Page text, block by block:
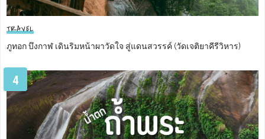
TRAVEL
ภูทอก บึงกาฬ เดินริมหน้าผาวัดใจ สู่แดนสวรรค์ (วัดเจติยาคีรีวิหาร)
4